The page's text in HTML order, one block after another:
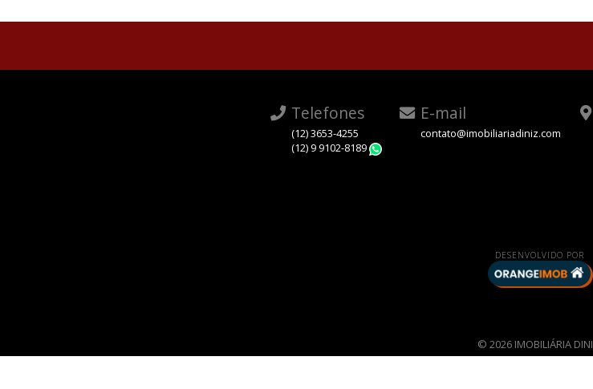
Telefones
(12) 3653-4255
(12) 9 9102-8189
E-mail
contato@imobiliariadiniz.com
DESENVOLVIDO POR
© 2026 IMOBILIÁRIA